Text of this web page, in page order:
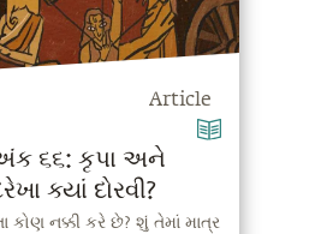
Article
૬૬: કૃપા અને
ક્યાં દોરવી?
કોણ નક્કી કરે છે? શું તેમાં માત્ર